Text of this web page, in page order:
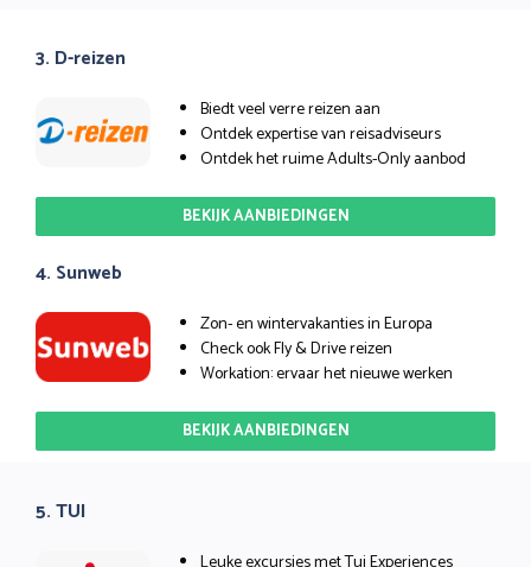
3. D-reizen
Biedt veel verre reizen aan
Ontdek expertise van reisadviseurs
Ontdek het ruime Adults-Only aanbod
BEKIJK AANBIEDINGEN
4. Sunweb
Zon- en wintervakanties in Europa
Check ook Fly & Drive reizen
Workation: ervaar het nieuwe werken
BEKIJK AANBIEDINGEN
5. TUI